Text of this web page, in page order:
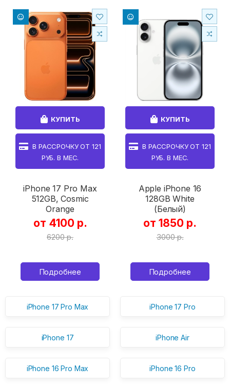
КУПИТЬ
В РАССРОЧКУ ОТ121
РУБ. В МЕС.
iPhone 17 Pro Max
512GB, Cosmic
Orange
от 4100 р.
6200 р.
Подробнее
КУПИТЬ
В РАССРОЧКУ ОТ121
РУБ. В МЕС.
Apple iPhone 16
128GB White
(Белый)
от 1850 р.
3000 р.
Подробнее
iPhone 17 Pro Max iPhone 17 Pro
iPhone 17 iPhone Air
iPhone 16 Pro Max iPhone 16 Pro